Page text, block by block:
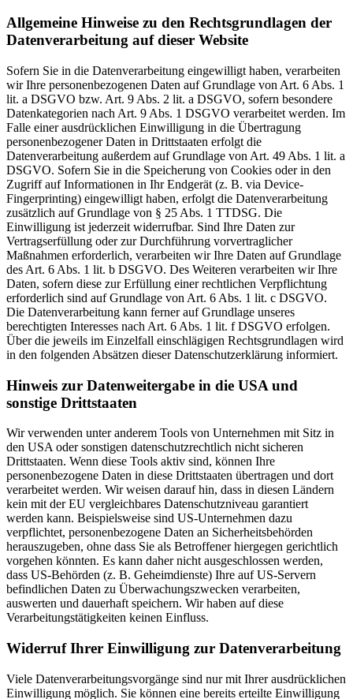
Allgemeine Hinweise zu den Rechtsgrundlagen der
Datenverarbeitung auf dieser Website
Sofern Sie in die Datenverarbeitung eingewilligt haben, verarbeiten
wir Ihre personenbezogenen Daten auf Grundlage von Art. 6 Abs. 1
lit. a DSGVO bzw. Art. 9 Abs. 2 lit. a DSGVO, sofern besondere
Datenkategorien nach Art. 9 Abs. 1 DSGVO verarbeitet werden. Im
Falle einer ausdrücklichen Einwilligung in die Übertragung
personenbezogener Daten in Drittstaaten erfolgt die
Datenverarbeitung außerdem auf Grundlage von Art. 49 Abs. 1 lit. a
DSGVO. Sofern Sie in die Speicherung von Cookies oder in den
Zugriff auf Informationen in Ihr Endgerät (z. B. via Device-
Fingerprinting) eingewilligt haben, erfolgt die Datenverarbeitung
zusätzlich auf Grundlage von § 25 Abs. 1 TTDSG. Die
Einwilligung ist jederzeit widerrufbar. Sind Ihre Daten zur
Vertragserfüllung oder zur Durchführung vorvertraglicher
Maßnahmen erforderlich, verarbeiten wir Ihre Daten auf Grundlage
des Art. 6 Abs. 1 lit. b DSGVO. Des Weiteren verarbeiten wir Ihre
Daten, sofern diese zur Erfüllung einer rechtlichen Verpflichtung
erforderlich sind auf Grundlage von Art. 6 Abs. 1 lit. c DSGVO.
Die Datenverarbeitung kann ferner auf Grundlage unseres
berechtigten Interesses nach Art. 6 Abs. 1 lit. f DSGVO erfolgen.
Über die jeweils im Einzelfall einschlägigen Rechtsgrundlagen wird
in den folgenden Absätzen dieser Datenschutzerklärung informiert.
Hinweis zur Datenweitergabe in die USA und
sonstige Drittstaaten
Wir verwenden unter anderem Tools von Unternehmen mit Sitz in
den USA oder sonstigen datenschutzrechtlich nicht sicheren
Drittstaaten. Wenn diese Tools aktiv sind, können Ihre
personenbezogene Daten in diese Drittstaaten übertragen und dort
verarbeitet werden. Wir weisen darauf hin, dass in diesen Ländern
kein mit der EU vergleichbares Datenschutzniveau garantiert
werden kann. Beispielsweise sind US-Unternehmen dazu
verpflichtet, personenbezogene Daten an Sicherheitsbehörden
herauszugeben, ohne dass Sie als Betroffener hiergegen gerichtlich
vorgehen könnten. Es kann daher nicht ausgeschlossen werden,
dass US-Behörden (z. B. Geheimdienste) Ihre auf US-Servern
befindlichen Daten zu Überwachungszwecken verarbeiten,
auswerten und dauerhaft speichern. Wir haben auf diese
Verarbeitungstätigkeiten keinen Einfluss.
Widerruf Ihrer Einwilligung zur Datenverarbeitung
Viele Datenverarbeitungsvorgänge sind nur mit Ihrer ausdrücklichen
Einwilligung möglich. Sie können eine bereits erteilte Einwilligung